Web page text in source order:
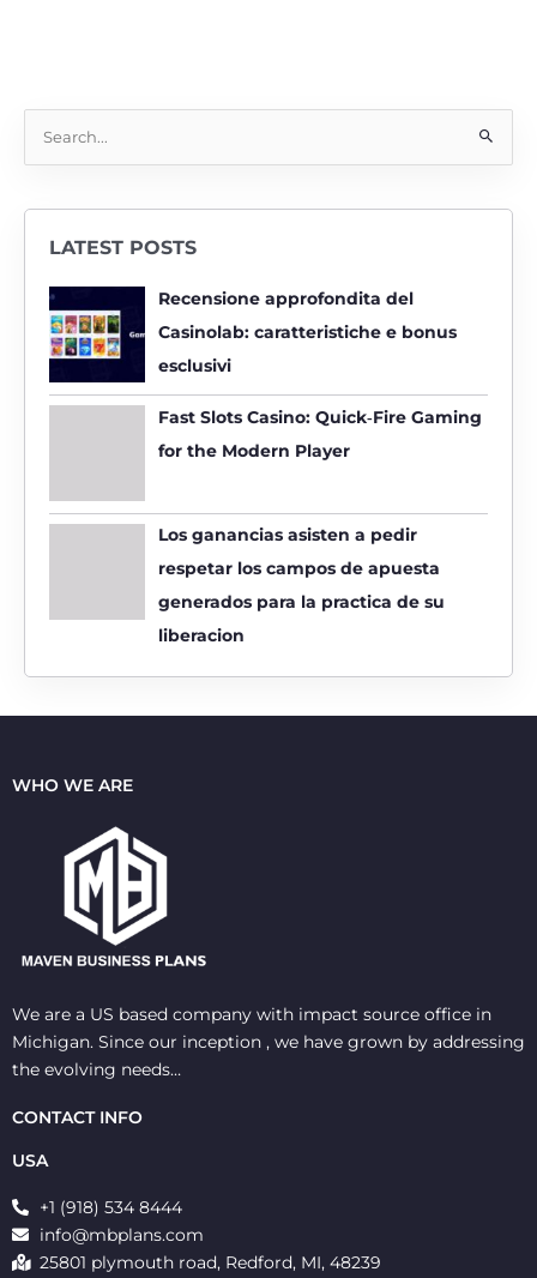
LATEST POSTS
Recensione approfondita del
Casinolab: caratteristiche e bonus
esclusivi
Fast Slots Casino: Quick‑Fire Gaming
for the Modern Player
Los ganancias asisten a pedir
respetar los campos de apuesta
generados para la practica de su
liberacion
WHO WE ARE
We are a US based company with impact source office in
Michigan. Since our inception , we have grown by addressing
the evolving needs…
CONTACT INFO
USA
+1 (918) 534 8444
info@mbplans.com
25801 plymouth road, Redford, MI, 48239